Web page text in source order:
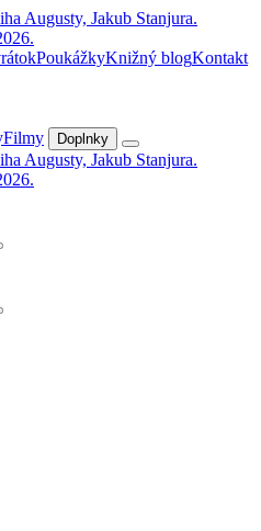
PoukážkyKnižný blogKontakt
Filmy Doplnky